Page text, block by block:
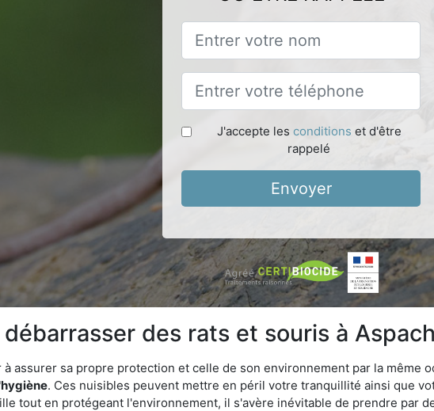
J'accepte les conditions et d'être
rappelé
Envoyer
des rats et souris à
assurer sa propre protection et celle de son environnement par la même
. Ces nuisibles peuvent mettre en péril votre tranquillité ainsi que
tout en protégeant l'environnement, il s'avère inévitable de prendre par